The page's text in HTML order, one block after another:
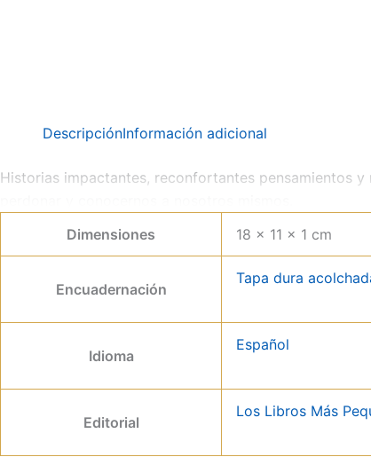
DescripciónInformación adicional
Historias impactantes, reconfortantes pensamientos y
Dimensiones
18 × 11 × 1 cm
Encuadernación
Tapa dura
Idioma
Español
Editorial
Los Libros Más